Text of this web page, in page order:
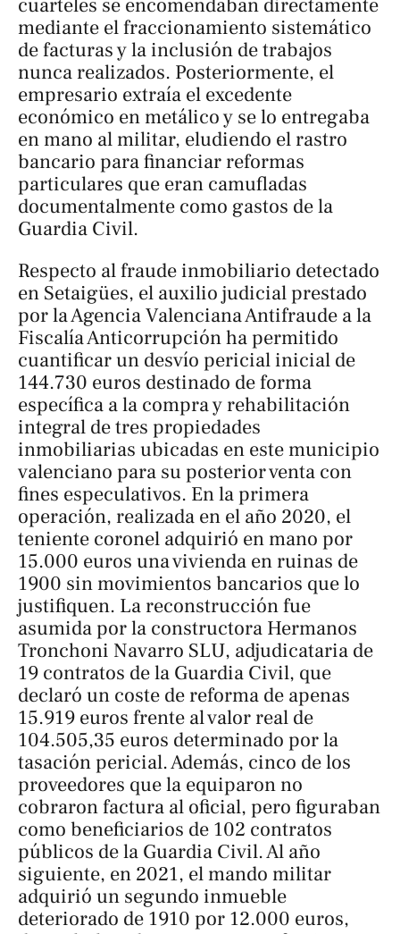
cuarteles se encomendaban directamente
mediante el fraccionamiento sistemático
de facturas y la inclusión de trabajos
nunca realizados. Posteriormente, el
empresario extraía el excedente
económico en metálico y se lo entregaba
en mano al militar, eludiendo el rastro
bancario para financiar reformas
particulares que eran camufladas
documentalmente como gastos de la
Guardia Civil.
Respecto al fraude inmobiliario detectado
en Setaigües, el auxilio judicial prestado
por la Agencia Valenciana Antifraude a la
Fiscalía Anticorrupción ha permitido
cuantificar un desvío pericial inicial de
144.730 euros destinado de forma
específica a la compra y rehabilitación
integral de tres propiedades
inmobiliarias ubicadas en este municipio
valenciano para su posterior venta con
fines especulativos. En la primera
operación, realizada en el año 2020, el
teniente coronel adquirió en mano por
15.000 euros una vivienda en ruinas de
1900 sin movimientos bancarios que lo
justifiquen. La reconstrucción fue
asumida por la constructora Hermanos
Tronchoni Navarro SLU, adjudicataria de
19 contratos de la Guardia Civil, que
declaró un coste de reforma de apenas
15.919 euros frente al valor real de
104.505,35 euros determinado por la
tasación pericial. Además, cinco de los
proveedores que la equiparon no
cobraron factura al oficial, pero figuraban
como beneficiarios de 102 contratos
públicos de la Guardia Civil. Al año
siguiente, en 2021, el mando militar
adquirió un segundo inmueble
deteriorado de 1910 por 12.000 euros,